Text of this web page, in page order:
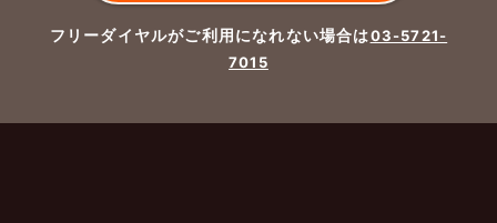
フリーダイヤルがご利用になれない場合は03-5721-
7015